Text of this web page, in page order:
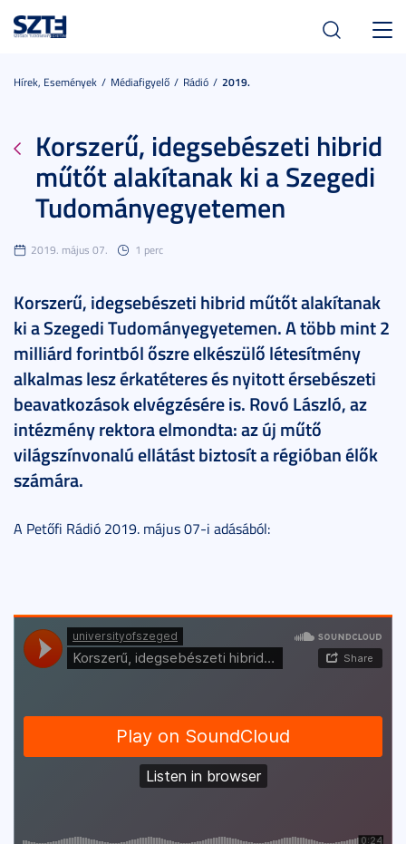
Hírek, Események Médiafigyelő Rádió 2019.
Korszerű, idegsebészeti hibrid
műtőt alakítanak ki a Szegedi
Tudományegyetemen
2019. május 07. 1 perc
Korszerű, idegsebészeti hibrid műtőt alakítanak
ki a Szegedi Tudományegyetemen. A több mint 2
milliárd forintból őszre elkészülő létesítmény
alkalmas lesz érkatéteres és nyitott érsebészeti
beavatkozások elvégzésére is. Rovó László, az
intézmény rektora elmondta: az új műtő
világszínvonalú ellátást biztosít a régióban élők
számára.
A Petőfi Rádió 2019. május 07-i adásából: